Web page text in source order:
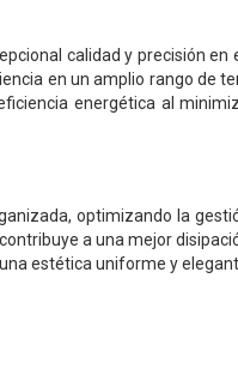
calidad y precisión
en un amplio rango de
energética al
optimizando la
a una mejor
estética uniforme y